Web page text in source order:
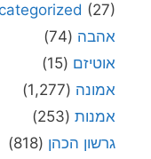
(27)
אהבה (74)
אוטיזם (15)
אמונה (1,277)
אמנות (253)
גרשון הכהן (818)